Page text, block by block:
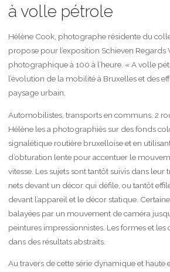
à volle pétrole
Hélène Cook, photographe résidente du
propose pour l’exposition Schieven Regards
photographique à 100 à l’heure. « A volle
l’évolution de la mobilité à Bruxelles et des
paysage urbain.
Automobilistes, transports en communs, 2
Hélène les a photographiés sur des fonds
signalétique routière bruxelloise et en
d’obturation lente pour accentuer le
vitesse. Les sujets sont tantôt suivis dans leur
nets devant un décor qui défile, ou tantôt
devant l’appareil et le décor statique.
balayées par un mouvement de caméra
peintures impressionnistes. Les formes et
dans des résultats abstraits.
Au travers de cette série dynamique et haute